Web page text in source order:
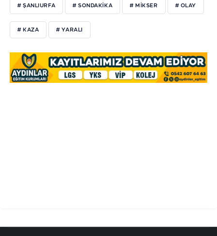
# ŞANLIURFA # SONDAKIKA # MIKSER # OLAY
# KAZA # YARALI